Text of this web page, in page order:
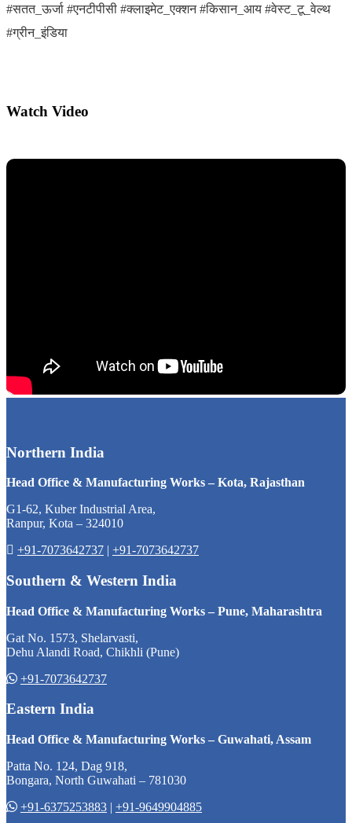
#सतत_ऊर्जा #एनटीपीसी #क्लाइमेट_एक्शन #किसान_आय #वेस्ट_टू_वेल्थ
#ग्रीन_इंडिया
Watch Video
Northern India
Head Office & Manufacturing Works – Kota, Rajasthan
G1-62, Kuber Industrial Area,
Ranpur, Kota – 324010
+91-7073642737 | +91-7073642737
Southern & Western India
Head Office & Manufacturing Works – Pune, Maharashtra
Gat No. 1573, Shelarvasti,
Dehu Alandi Road, Chikhli (Pune)
+91-7073642737
Eastern India
Head Office & Manufacturing Works – Guwahati, Assam
Patta No. 124, Dag 918,
Bongara, North Guwahati – 781030
+91-6375253883 | +91-9649904885